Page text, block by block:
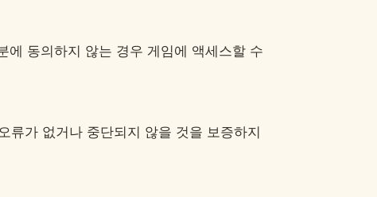
에 동의하지 않는 경우 게임에 액세스할 수
류가 없거나 중단되지 않을 것을 보증하지